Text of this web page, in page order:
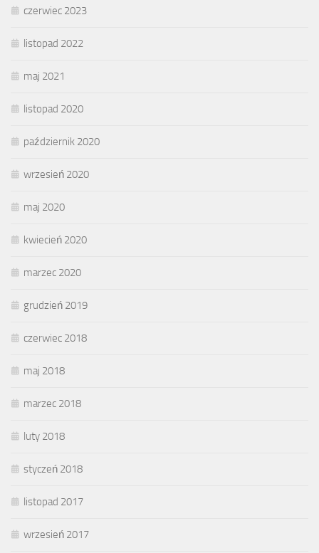
czerwiec 2023
listopad 2022
maj 2021
listopad 2020
październik 2020
wrzesień 2020
maj 2020
kwiecień 2020
marzec 2020
grudzień 2019
czerwiec 2018
maj 2018
marzec 2018
luty 2018
styczeń 2018
listopad 2017
wrzesień 2017